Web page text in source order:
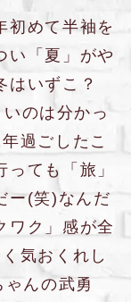
初めて半袖を
い「夏」がや
はいずこ？
のは分かっ
過ごしたこ
ても「旅」
ー(笑)なんだ
ワク」感が全
気おくれし
んの武勇